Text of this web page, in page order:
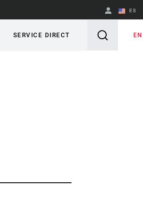
ES
English
SERVICE DIRECT